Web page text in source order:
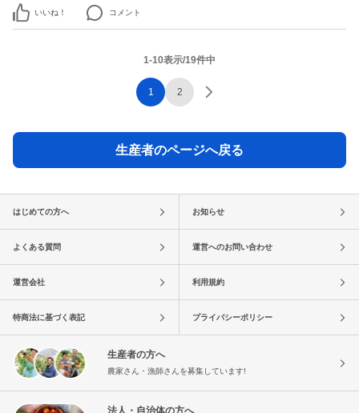
いいね！ コメント
1-10表示/19件中
1 2
生産者のページへ戻る
はじめての方へ お知らせ
よくある質問 運営へのお問い合わせ
運営会社 利用規約
特商法に基づく表記 プライバシーポリシー
生産者の方へ
農家さん・漁師さんを募集しています!
法人・自治体の方へ